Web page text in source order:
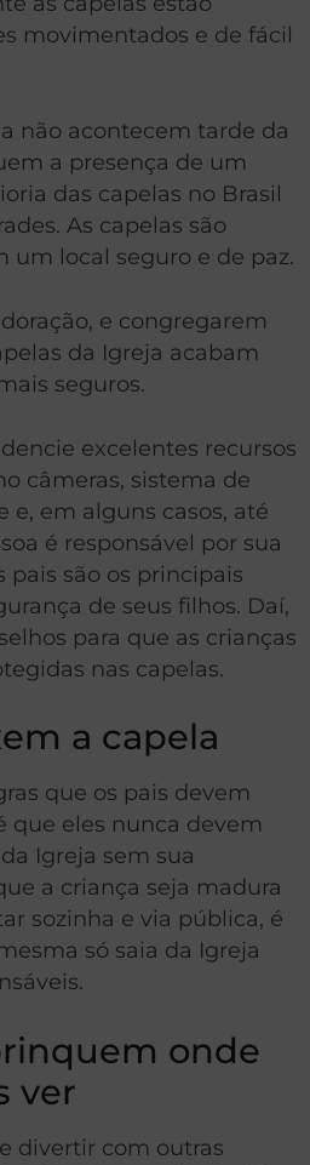
movimentados e de fácil
não acontecem tarde da
a presença de um
das capelas no Brasil
As capelas são
um local seguro e de paz.
e congregarem
da Igreja acabam
seguros.
excelentes recursos
câmeras, sistema de
em alguns casos, até
é responsável por sua
pais são os principais
de seus filhos. Daí,
para que as crianças
nas capelas.
a capela
que os pais devem
que eles nunca devem
Igreja sem sua
a criança seja madura
sozinha e via pública, é
só saia da Igreja
onde
ver
divertir com outras